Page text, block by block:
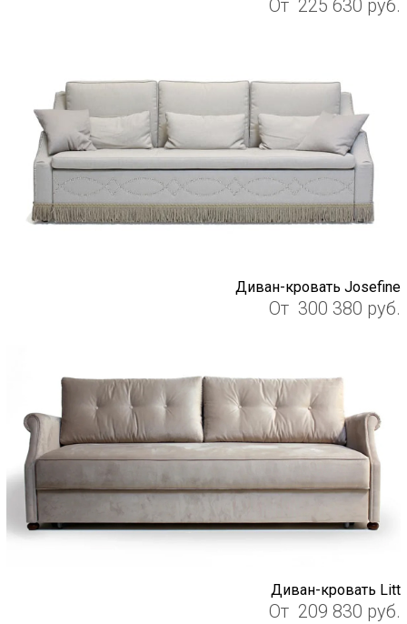
От 225 630 руб.
Диван-кровать Josefine
От 300 380 руб.
Диван-кровать Litt
От 209 830 руб.